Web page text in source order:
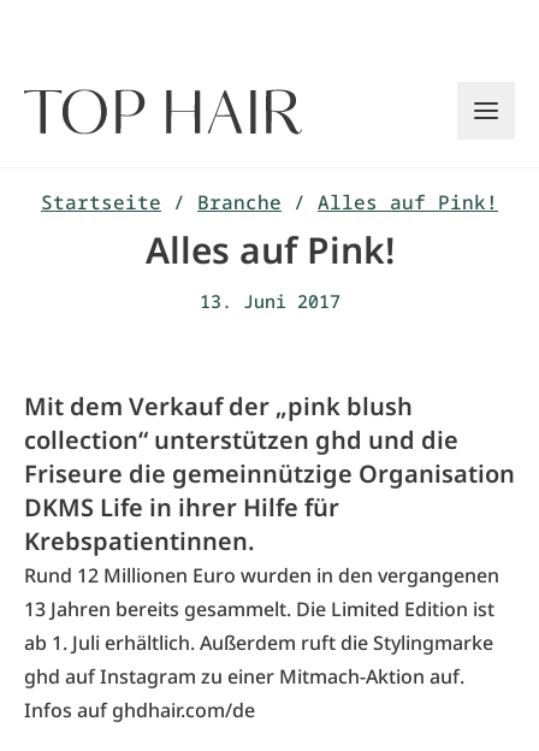
Startseite / Branche / Alles auf Pink!
Alles auf Pink!
13. Juni 2017
Mit dem Verkauf der „pink blush
collection“ unterstützen ghd und die
Friseure die gemeinnützige Organisation
DKMS Life in ihrer Hilfe für
Krebspatientinnen.
Rund 12 Millionen Euro wurden in den vergangenen
13 Jahren bereits gesammelt. Die Limited Edition ist
ab 1. Juli erhältlich. Außerdem ruft die Stylingmarke
ghd auf Instagram zu einer Mitmach-Aktion auf.
Infos aufghdhair.com/de